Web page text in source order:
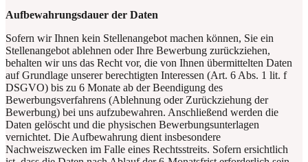
Aufbewahrungsdauer der Daten
Sofern wir Ihnen kein Stellenangebot machen können, Sie ein
Stellenangebot ablehnen oder Ihre Bewerbung zurückziehen,
behalten wir uns das Recht vor, die von Ihnen übermittelten Daten
auf Grundlage unserer berechtigten Interessen (Art. 6 Abs. 1 lit. f
DSGVO) bis zu 6 Monate ab der Beendigung des
Bewerbungsverfahrens (Ablehnung oder Zurückziehung der
Bewerbung) bei uns aufzubewahren. Anschließend werden die
Daten gelöscht und die physischen Bewerbungsunterlagen
vernichtet. Die Aufbewahrung dient insbesondere
Nachweiszwecken im Falle eines Rechtsstreits. Sofern ersichtlich